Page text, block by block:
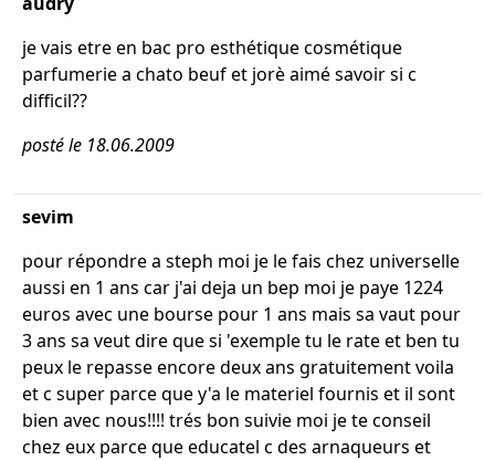
je vais etre en bac pro esthétique cosmétique
parfumerie a chato beuf et jorè aimé savoir si c
difficil??
posté le 18.06.2009
sevim
pour répondre a steph moi je le fais chez universelle
aussi en 1 ans car j'ai deja un bep moi je paye 1224
euros avec une bourse pour 1 ans mais sa vaut pour
3 ans sa veut dire que si 'exemple tu le rate et ben tu
peux le repasse encore deux ans gratuitement voila
et c super parce que y'a le materiel fournis et il sont
bien avec nous!!!! trés bon suivie moi je te conseil
chez eux parce que educatel c des arnaqueurs et